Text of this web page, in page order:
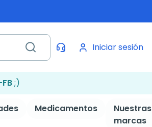
Iniciar sesión
;)
Medicamentos
Nuestras
marcas